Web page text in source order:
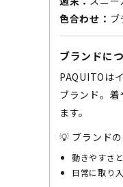
色合わせ： ブ
ブランドに
PAQUITOは
ブランド。
ます。
💡 ブランド
動きやすさ
日常に取り